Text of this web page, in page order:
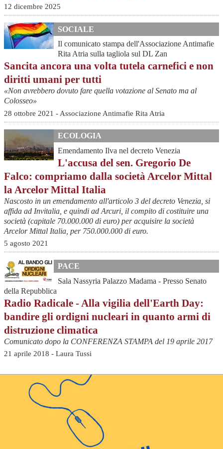
12 dicembre 2025
SOCIALE
Il comunicato stampa dell'Associazione Antimafie
Rita Atria sulla tagliola sul DL Zan
Sancita ancora una volta tutela carnefici e non
diritti umani per tutti
«Non avrebbero dovuto fare quella votazione al Senato ma al
Colosseo»
28 ottobre 2021 - Associazione Antimafie Rita Atria
ECOLOGIA
Emendamento Ilva nel decreto Venezia
L'accusa del sen. Gregorio De
Falco: compriamo dalla società Arcelor Mittal
la Arcelor Mittal Italia
Nascosto in un emendamento all'articolo 3 del decreto Venezia, si
affida ad Invitalia, e quindi ad Arcuri, il compito di costituire una
società (capitale 70.000.000 di euro) per acquisire la società
Arcelor Mittal Italia, per 750.000.000 di euro.
5 agosto 2021
PACE
Sala Nassyria Palazzo Madama - Presso Senato
della Repubblica
Radio Radicale - Alla vigilia dell'Earth Day:
bandire gli ordigni nucleari in quanto armi di
distruzione climatica
Comunicato dopo la CONFERENZA STAMPA del 19 aprile 2017
21 aprile 2018 - Laura Tussi